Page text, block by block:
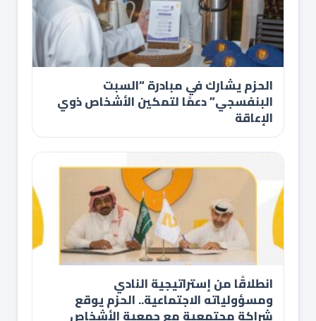
الحزم يشارك في مبادرة “السبت
البنفسجي” دعمًا لتمكين الأشخاص ذوي
الإعاقة
انطلاقًا من إستراتيجية النادي
ومسؤولياته الاجتماعية.. الحزم يوقع
شراكة مجتمعية مع جمعية الأشخاص